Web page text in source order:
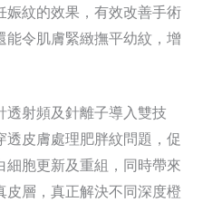
娠紋的效果，有效改善手術
能令肌膚緊緻撫平幼紋，增
透射頻及針離子導入雙技
透皮膚處理肥胖紋問題，促
細胞更新及重組，同時帶來
皮層，真正解決不同深度橙